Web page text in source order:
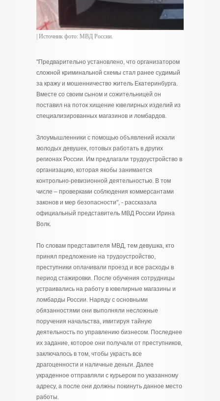
| Источник фото: МВД России.
"Предварительно установлено, что организатором
сложной криминальной схемы стал ранее судимый
за кражу и мошенничество житель Екатеринбурга.
Вместе со своим сыном и сожительницей он
поставил на поток хищение ювелирных изделий из
специализированных магазинов и ломбардов.
Злоумышленники с помощью объявлений искали
молодых девушек, готовых работать в других
регионах России. Им предлагали трудоустройство в
организацию, которая якобы занимается
контрольно-ревизионной деятельностью. В том
числе – проверками соблюдения коммерсантами
законов и мер безопасности", - рассказала
официальный представитель МВД России Ирина
Волк.
По словам представителя МВД, тем девушка, кто
принял предложение на трудоустройство,
преступники оплачивали проезд и все расходы в
период стажировки. После обучения сотрудницы
устраивались на работу в ювелирные магазины и
ломбарды России. Наряду с основными
обязанностями они выполняли несложные
поручения начальства, имитируя тайную
деятельность по управлению бизнесом. Последнее
их задание, которое они получали от преступников,
заключалось в том, чтобы украсть все
драгоценности и наличные деньги. Далее
украденное отправляли с курьером по указанному
адресу, а после они должны покинуть данное место
работы.